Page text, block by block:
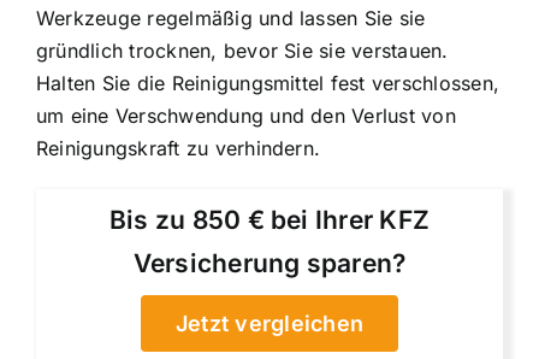
Werkzeuge regelmäßig und lassen Sie sie
gründlich trocknen, bevor Sie sie verstauen.
Halten Sie die Reinigungsmittel fest verschlossen,
um eine Verschwendung und den Verlust von
Reinigungskraft zu verhindern.
Bis zu 850 € bei Ihrer KFZ
Versicherung sparen?
Jetzt vergleichen